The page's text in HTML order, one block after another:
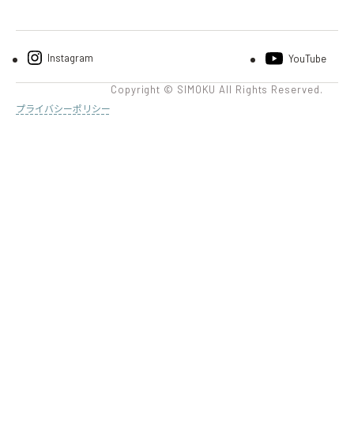
Copyright © SIMOKU All Rights Reserved.
プライバシーポリシー
Instagram YouTube